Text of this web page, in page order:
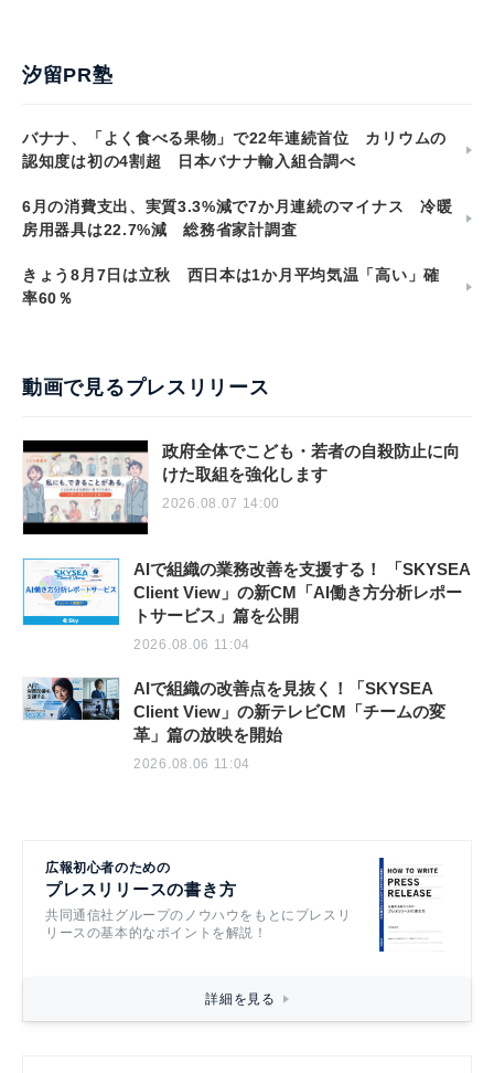
汐留PR塾
バナナ、「よく食べる果物」で22年連続首位 カリウムの
認知度は初の4割超 日本バナナ輸入組合調べ
6月の消費支出、実質3.3%減で7か月連続のマイナス 冷暖
房用器具は22.7%減 総務省家計調査
きょう8月7日は立秋 西日本は1か月平均気温「高い」確
率60％
動画で見るプレスリリース
政府全体でこども・若者の自殺防止に向
けた取組を強化します
2026.08.07 14:00
AIで組織の業務改善を支援する！ 「SKYSEA
Client View」の新CM「AI働き方分析レポー
トサービス」篇を公開
2026.08.06 11:04
AIで組織の改善点を見抜く！「SKYSEA
Client View」の新テレビCM「チームの変
革」篇の放映を開始
2026.08.06 11:04
広報初心者のための
プレスリリースの書き方
共同通信社グループのノウハウをもとにプレスリ
リースの基本的なポイントを解説！
詳細を見る